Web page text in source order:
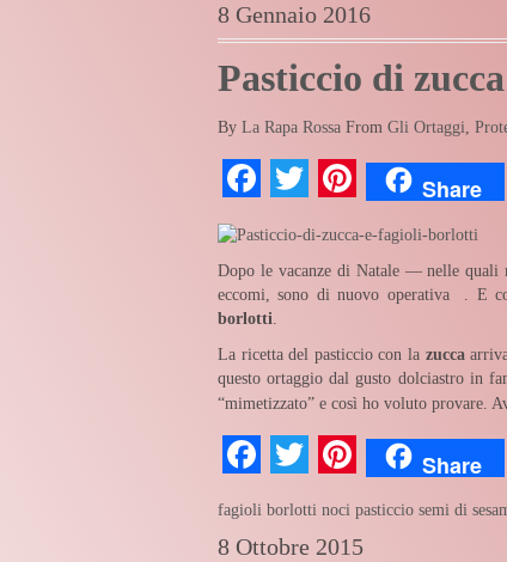
8 Gennaio 2016
Pasticcio di
By La Rapa Rossa From Gli Ortaggi,
Facebook
TwitterPinterest
Share
Dopo le vacanze di Natale — nelle quali
eccomi, sono di nuovo operativa
. E
borlotti.
La ricetta del pasticcio con la zucca
questo ortaggio dal gusto dolciastro in
“mimetizzato” e così ho voluto provare.
Facebook
TwitterPinterest
Share
fagioli borlotti noci pasticcio semi di
8 Ottobre 2015